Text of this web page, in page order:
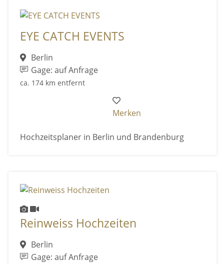
EYE CATCH EVENTS
Berlin
Gage: auf Anfrage
ca. 174 km entfernt
Merken
Hochzeitsplaner in Berlin und Brandenburg
Reinweiss Hochzeiten
Berlin
Gage: auf Anfrage